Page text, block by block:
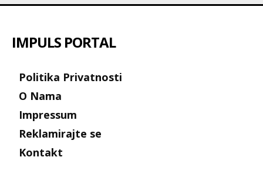
IMPULS PORTAL
Politika Privatnosti
O Nama
Impressum
Reklamirajte se
Kontakt